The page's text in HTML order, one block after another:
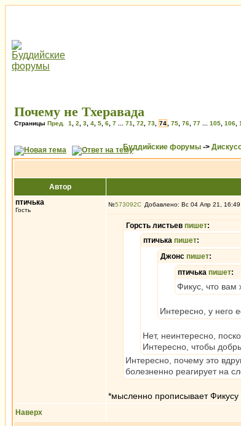
Почему не Тхеравада
Страницы Пред. 1 2 3 4 5 6 7 71 72 73 74 75 76 77 105 106
Буддийские форумы ->
Автор
птичька
Гость
№573092 Добавлено: Вс 04 Апр 21,
Горсть листьев пишет:
птичька пишет:
Джонс пишет:
птичька пишет:
Фикус, что вам
Интересно, у него
Нет, неинтересно,
Интересно, чтобы
Интересно, почему это
болезненно реагирует на
*мысленно прописывает
Наверх